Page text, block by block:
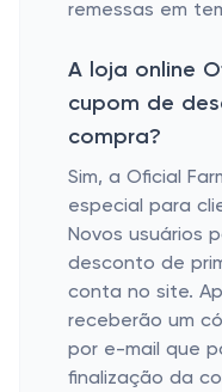
remessas em
A loja online
cupom de
compra?
Sim, a Oficial
especial para
Novos usuários
desconto de
conta no site.
receberão um
por e-mail que
finalização da